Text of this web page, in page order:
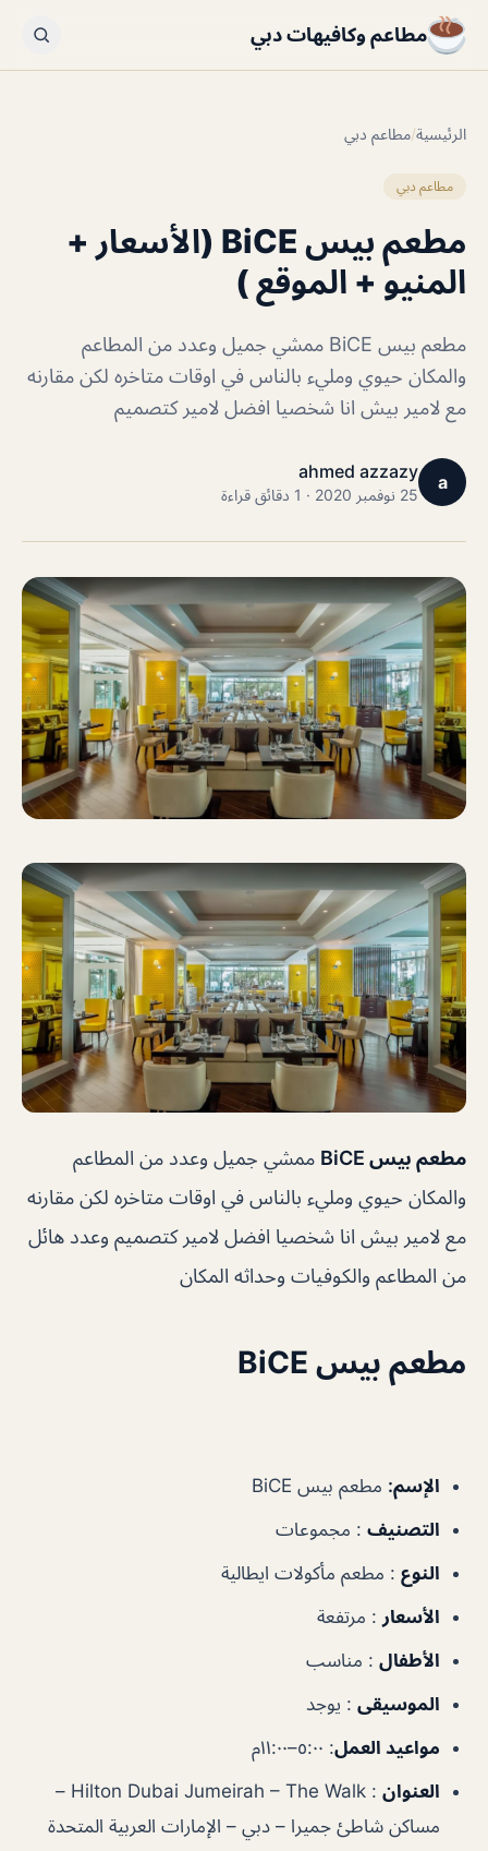
مطاعم وكافيهات دبي
الرئيسية/مطاعم دبي
مطاعم دبي
مطعم بيس BiCE (الأسعار +
المنيو + الموقع )
مطعم بيس BiCE ممشي جميل وعدد من المطاعم
والمكان حيوي ومليء بالناس في اوقات متاخره لكن مقارنه
مع لامير بيش انا شخصيا افضل لامير كتصميم
a
ahmed azzazy
25 نوفمبر 2020 · 1 دقائق قراءة
مطعم بيس BiCE
ممشي جميل وعدد من المطاعم
والمكان حيوي ومليء بالناس في اوقات متاخره لكن مقارنه
مع لامير بيش انا شخصيا افضل لامير كتصميم وعدد هائل
من المطاعم والكوفيات وحداثه المكان
مطعم بيس BiCE
الإسم: مطعم بيس BiCE
التصنيف : مجموعات
النوع : مطعم مأكولات ايطالية
الأسعار : مرتفعة
الأطفال : مناسب
الموسيقى : يوجد
مواعيد العمل: ٥:٠٠–١١:٠٠م
العنوان
: Hilton Dubai Jumeirah – The Walk –
مساكن شاطئ جميرا – دبي – الإمارات العربية المتحدة